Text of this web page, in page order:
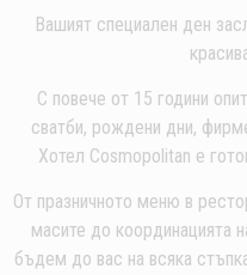
Вашият специален ден
С повече от 15 години
сватби, рождени дни,
Хотел Cosmopolitan е
От празничното меню в
масите до координацията
бъдем до вас на всяка